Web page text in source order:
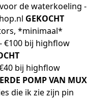
de waterkoeling -
GEKOCHT
*minimaal*
€100 bij highflow
bij highflow
POMP VAN MUX
die ik zie zijn pin